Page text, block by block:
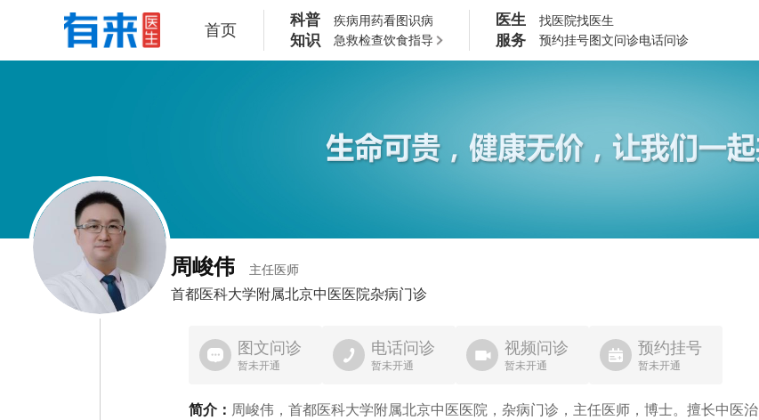
首页
科普
知识
疾病用药看图识病
急救检查饮食指导
医生
服务
找医院找医生
预约挂号图文问诊电话问诊
周峻伟 主任医师
首都医科大学附属北京中医医院杂病门诊
图文问诊
暂未开通
电话问诊
暂未开通
视频问诊
暂未开通
预约挂号
暂未开通
简介： 周峻伟，首都医科大学附属北京中医医院，杂病门诊，主任医师，博士。擅长中医治